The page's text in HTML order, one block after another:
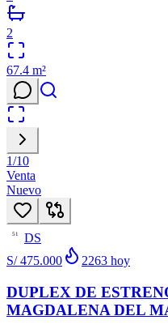
2
67.4 m²
1/10
Venta
Nuevo
51
DS
S/ 475.000
2263 hoy
DUPLEX DE
MAGDALENA DEL